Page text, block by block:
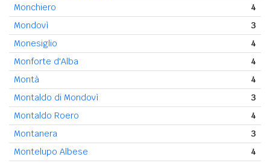
Monchiero
4
Mondovì
3
Monesiglio
4
Monforte d'Alba
4
Montà
4
Montaldo di Mondovì
3
Montaldo Roero
4
Montanera
3
Montelupo Albese
4